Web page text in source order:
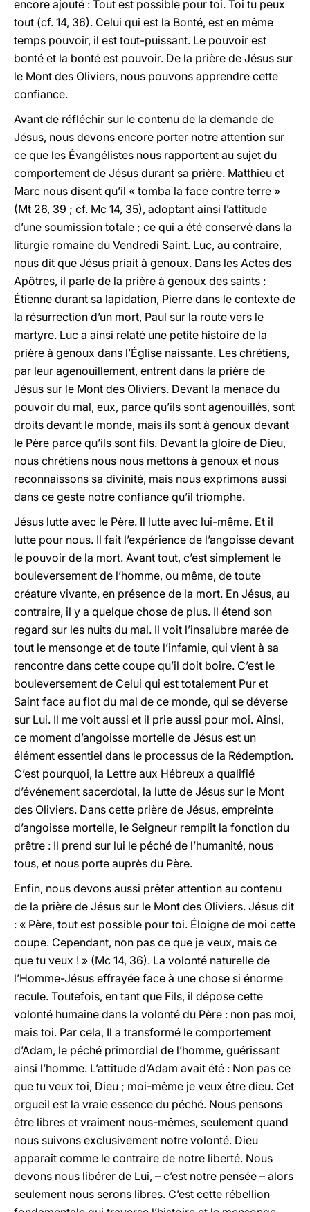
encore ajouté : Tout est possible pour toi. Toi tu peux
tout (cf. 14, 36). Celui qui est la Bonté, est en même
temps pouvoir, il est tout-puissant. Le pouvoir est
bonté et la bonté est pouvoir. De la prière de Jésus sur
le Mont des Oliviers, nous pouvons apprendre cette
confiance.
Avant de réfléchir sur le contenu de la demande de
Jésus, nous devons encore porter notre attention sur
ce que les Évangélistes nous rapportent au sujet du
comportement de Jésus durant sa prière. Matthieu et
Marc nous disent qu’il « tomba la face contre terre »
(Mt 26, 39 ; cf. Mc 14, 35), adoptant ainsi l’attitude
d’une soumission totale ; ce qui a été conservé dans la
liturgie romaine du Vendredi Saint. Luc, au contraire,
nous dit que Jésus priait à genoux. Dans les Actes des
Apôtres, il parle de la prière à genoux des saints :
Étienne durant sa lapidation, Pierre dans le contexte de
la résurrection d’un mort, Paul sur la route vers le
martyre. Luc a ainsi relaté une petite histoire de la
prière à genoux dans l’Église naissante. Les chrétiens,
par leur agenouillement, entrent dans la prière de
Jésus sur le Mont des Oliviers. Devant la menace du
pouvoir du mal, eux, parce qu’ils sont agenouillés, sont
droits devant le monde, mais ils sont à genoux devant
le Père parce qu’ils sont fils. Devant la gloire de Dieu,
nous chrétiens nous nous mettons à genoux et nous
reconnaissons sa divinité, mais nous exprimons aussi
dans ce geste notre confiance qu’il triomphe.
Jésus lutte avec le Père. Il lutte avec lui-même. Et il
lutte pour nous. Il fait l’expérience de l’angoisse devant
le pouvoir de la mort. Avant tout, c’est simplement le
bouleversement de l’homme, ou même, de toute
créature vivante, en présence de la mort. En Jésus, au
contraire, il y a quelque chose de plus. Il étend son
regard sur les nuits du mal. Il voit l’insalubre marée de
tout le mensonge et de toute l’infamie, qui vient à sa
rencontre dans cette coupe qu’il doit boire. C’est le
bouleversement de Celui qui est totalement Pur et
Saint face au flot du mal de ce monde, qui se déverse
sur Lui. Il me voit aussi et il prie aussi pour moi. Ainsi,
ce moment d’angoisse mortelle de Jésus est un
élément essentiel dans le processus de la Rédemption.
C’est pourquoi, la Lettre aux Hébreux a qualifié
d’événement sacerdotal, la lutte de Jésus sur le Mont
des Oliviers. Dans cette prière de Jésus, empreinte
d’angoisse mortelle, le Seigneur remplit la fonction du
prêtre : Il prend sur lui le péché de l’humanité, nous
tous, et nous porte auprès du Père.
Enfin, nous devons aussi prêter attention au contenu
de la prière de Jésus sur le Mont des Oliviers. Jésus dit
: « Père, tout est possible pour toi. Éloigne de moi cette
coupe. Cependant, non pas ce que je veux, mais ce
que tu veux ! » (Mc 14, 36). La volonté naturelle de
l’Homme-Jésus effrayée face à une chose si énorme
recule. Toutefois, en tant que Fils, il dépose cette
volonté humaine dans la volonté du Père : non pas moi,
mais toi. Par cela, Il a transformé le comportement
d’Adam, le péché primordial de l’homme, guérissant
ainsi l’homme. L’attitude d’Adam avait été : Non pas ce
que tu veux toi, Dieu ; moi-même je veux être dieu. Cet
orgueil est la vraie essence du péché. Nous pensons
être libres et vraiment nous-mêmes, seulement quand
nous suivons exclusivement notre volonté. Dieu
apparaît comme le contraire de notre liberté. Nous
devons nous libérer de Lui, – c’est notre pensée – alors
seulement nous serons libres. C’est cette rébellion